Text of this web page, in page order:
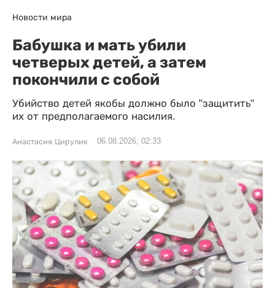
Новости мира
Бабушка и мать убили
четверых детей, а затем
покончили с собой
Убийство детей якобы должно было "защитить"
их от предполагаемого насилия.
Анастасия Цирулик 06.08.2026, 02:33